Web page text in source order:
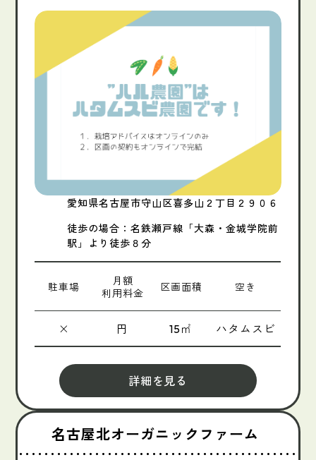
愛知県名古屋市守山区喜多山２丁目２９０６
徒歩の場合：名鉄瀬戸線「大森・金城学院前
駅」より徒歩８分
駐車場
月額
利用料金
区画面積 空き
× 円 15㎡ ハタムスビ
詳細を見る
名古屋北オーガニックファーム